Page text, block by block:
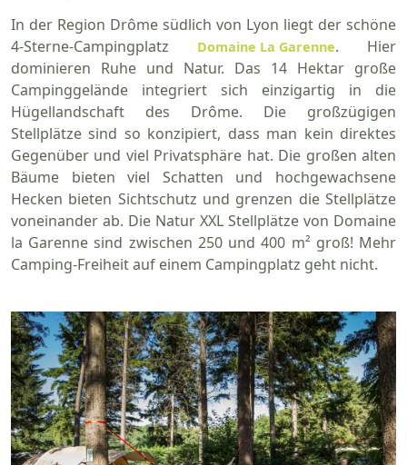
In der Region Drôme südlich von Lyon liegt der schöne
4-Sterne-Campingplatz
Domaine La Garenne. Hier
dominieren Ruhe und Natur. Das 14 Hektar große
Campinggelände integriert sich einzigartig in die
Hügellandschaft des Drôme. Die großzügigen
Stellplätze sind so konzipiert, dass man kein direktes
Gegenüber und viel Privatsphäre hat. Die großen alten
Bäume bieten viel Schatten und hochgewachsene
Hecken bieten Sichtschutz und grenzen die Stellplätze
voneinander ab. Die Natur XXL Stellplätze von Domaine
la Garenne sind zwischen 250 und 400 m² groß! Mehr
Camping-Freiheit auf einem Campingplatz geht nicht.